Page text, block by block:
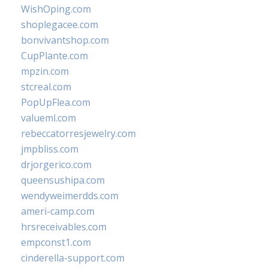
WishOping.com
shoplegacee.com
bonvivantshop.com
CupPlante.com
mpzin.com
stcreal.com
PopUpFlea.com
valueml.com
rebeccatorresjewelry.com
jmpbliss.com
drjorgerico.com
queensushipa.com
wendyweimerdds.com
ameri-camp.com
hrsreceivables.com
empconst1.com
cinderella-support.com